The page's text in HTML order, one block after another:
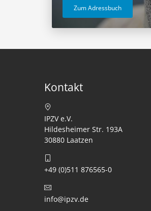
Zum Adressbuch
Kontakt
IPZV e.V.
Hildesheimer Str. 193A
30880 Laatzen
+49 (0)511 876565-0
info@ipzv.de